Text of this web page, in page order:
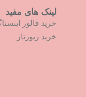
لینک های مفید
خرید فالور
خرید رپورتاژ